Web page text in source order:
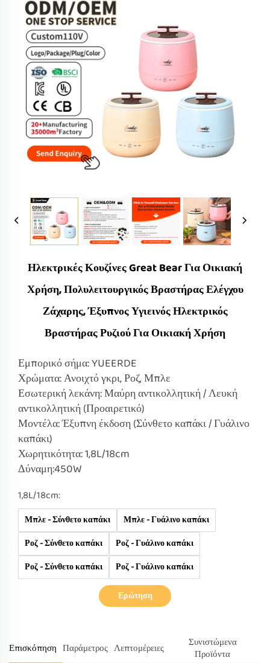
Ηλεκτρικές Κουζίνες Great Bear Για Οικιακή
Χρήση, Πολυλειτουργικός Βραστήρας Ελέγχου
Ζάχαρης, Έξυπνος Υγιεινός Ηλεκτρικός
Βραστήρας Ρυζιού Για Οικιακή Χρήση
Εμπορικό σήμα: YUEERDE
Χρώματα: Ανοιχτό γκρι, Ροζ, Μπλε
Εσωτερική λεκάνη: Μαύρη αντικολλητική / Λευκή
αντικολλητική (Προαιρετικό)
Μοντέλα: Έξυπνη έκδοση (Σύνθετο καπάκι / Γυάλινο
καπάκι)
Χωρητικότητα: 1,8L/18cm
Δύναμη:450W
1,8L/18cm:
Μπλε - Σύνθετο καπάκι
Μπλε - Γυάλινο καπάκι
Ροζ - Σύνθετο καπάκι
Ροζ - Γυάλινο καπάκι
Ροζ - Σύνθετο καπάκι
Ροζ - Γυάλινο καπάκι
Ερώτηση
Επισκόπηση Παράμετρος Λεπτομέρειες
Συνιστώμενα
Προϊόντα